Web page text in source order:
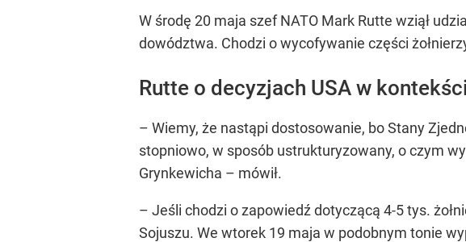
W środę 20 maja szef NATO Mark Rutte wziął
dowództwa. Chodzi o wycofywanie części
Rutte o decyzjach USA w
– Wiemy, że nastąpi dostosowanie, bo Stany
stopniowo, w sposób ustrukturyzowany, o czym
Grynkewicha – mówił.
– Jeśli chodzi o zapowiedź dotyczącą 4-5 tys.
Sojuszu. We wtorek 19 maja w podobnym tonie